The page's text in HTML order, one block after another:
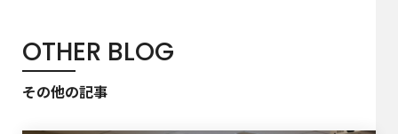
OTHER BLOG
その他の記事